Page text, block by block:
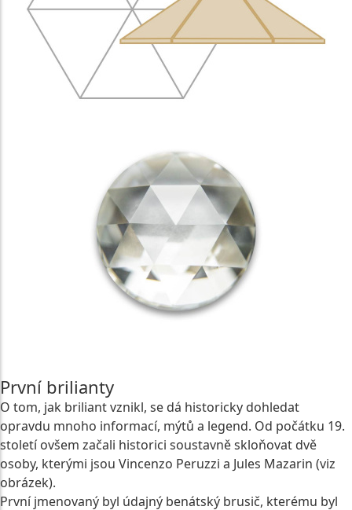
První brilianty
O tom, jak briliant vznikl, se dá historicky dohledat
opravdu mnoho informací, mýtů a legend. Od počátku 19.
století ovšem začali historici soustavně skloňovat dvě
osoby, kterými jsou Vincenzo Peruzzi a Jules Mazarin (viz
obrázek).
První jmenovaný byl údajný benátský brusič, kterému byl